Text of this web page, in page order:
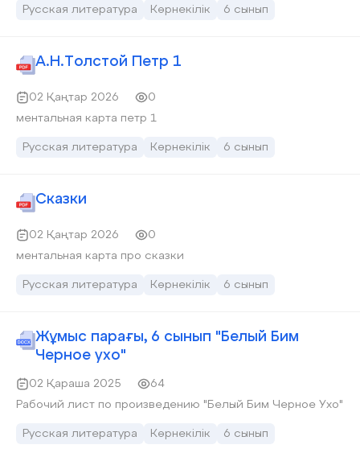
Русская литература Көрнекілік 6 сынып
А.Н.Толстой Петр 1
02 Қаңтар 2026
0
ментальная карта петр 1
Русская литература Көрнекілік 6 сынып
Сказки
02 Қаңтар 2026
0
ментальная карта про сказки
Русская литература Көрнекілік 6 сынып
Жұмыс парағы, 6 сынып "Белый Бим
Черное ухо"
02 Қараша 2025
64
Рабочий лист по произведению "Белый Бим Черное Ухо"
Русская литература Көрнекілік 6 сынып